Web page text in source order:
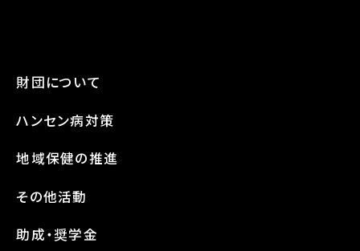
財団について
ハンセン病対策
地域保健の推進
その他活動
助成・奨学金